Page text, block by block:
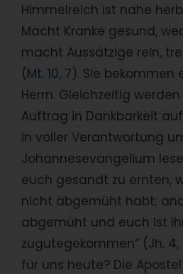
Himmelreich ist nahe
Macht Kranke gesund,
macht Aussätzige rein,
(Mt. 10, 7). Sie bekommen
Herrn. Gleichzeitig
Auftrag in Dankbarkeit
in voller Verantwortung
Johannesevangelium
euch gesandt zu ernten,
nicht abgemüht habt;
abgemüht und euch ist
zugutegekommen“ (Jh.
für uns heute? Die